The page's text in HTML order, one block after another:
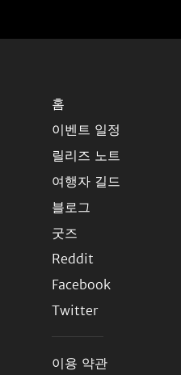
홈
이벤트 일정
릴리즈 노트
여행자 길드
블로그
굿즈
Reddit
Facebook
Twitter
이용 약관